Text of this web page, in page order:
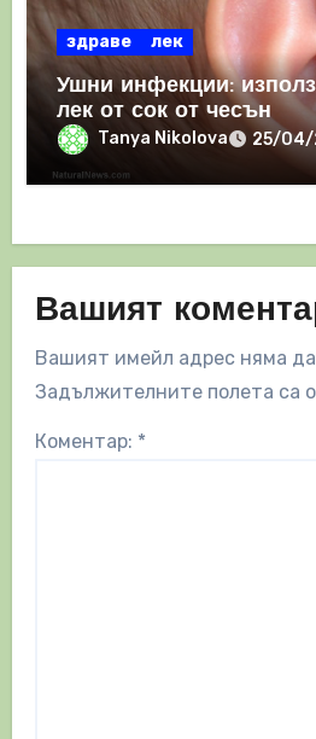
здраве лек
Ушни инфекции:
лек от сок от чесън
Tanya Nikolova 25/04/
Вашият
Вашият имейл адрес няма
Задължителните полета са
Коментар: *